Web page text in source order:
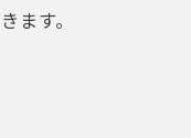
ます。